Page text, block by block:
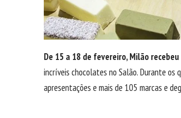
De 15 a 18 de fevereiro, Milão
incríveis chocolates no Salão. Durante
apresentações e mais de 105 marcas e